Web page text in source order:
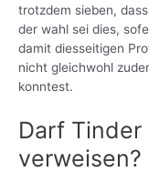
trotzdem sieben,
der wahl sei dies,
damit diesseitigen
nicht gleichwohl
konntest.
Darf
verweisen?